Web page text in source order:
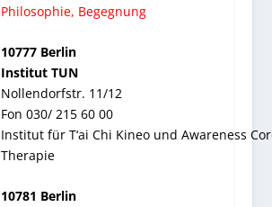
Philosophie, Begegnung
10777 Berlin
Institut TUN
Nollendorfstr. 11/12
Fon 030/ 215 60 00
Institut für T‘ai Chi Kineo und Awareness
Therapie
10781 Berlin